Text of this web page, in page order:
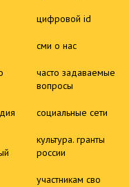
цифровой id
сми о нас
часто задаваемые
вопросы
социальные сети
культура. гранты
россии
участникам сво